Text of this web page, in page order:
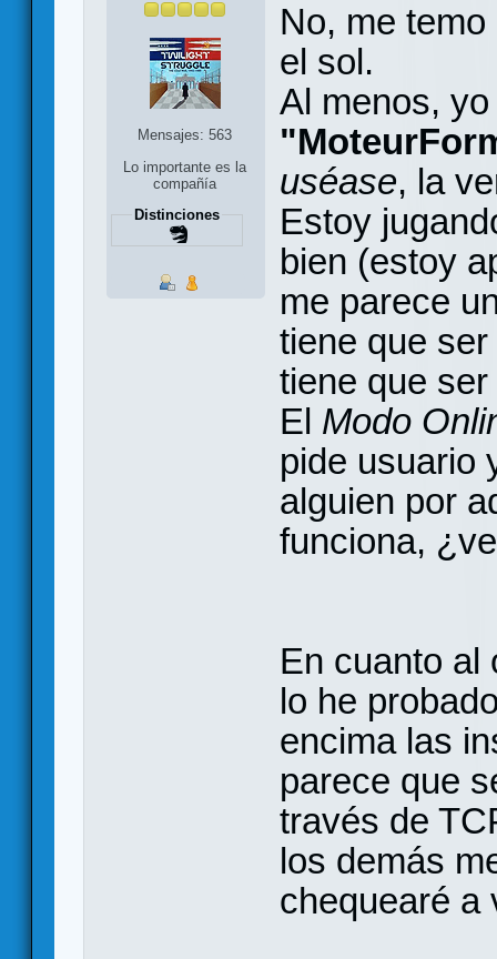
Mensajes: 563
Lo importante es la
compañía
Distinciones
No, me
el sol.
Al menos,
uséase, la
Estoy
bien (estoy
me parece
tiene que
tiene que
El Modo
pide usuario
alguien por
funciona,
En cuanto
lo he
encima las
parece que
través de
los demás
chequearé a